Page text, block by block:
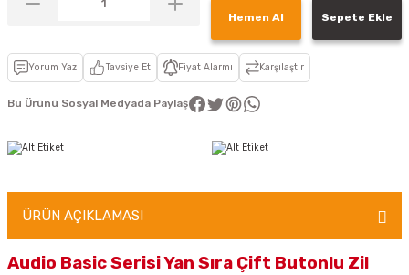
Hemen Al Sepete Ekle
Yorum Yaz Tavsiye Et Fiyat Alarmı Karşılaştır
Bu Ürünü Sosyal Medyada Paylaş
ÜRÜN AÇIKLAMASI
Audio Basic Serisi Yan Sıra Çift Butonlu Zil